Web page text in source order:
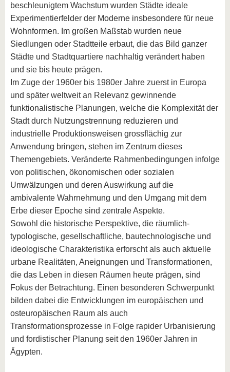
beschleunigtem Wachstum wurden Städte ideale
Experimentierfelder der Moderne insbesondere für neue
Wohnformen. Im großen Maßstab wurden neue
Siedlungen oder Stadtteile erbaut, die das Bild ganzer
Städte und Stadtquartiere nachhaltig verändert haben
und sie bis heute prägen.
Im Zuge der 1960er bis 1980er Jahre zuerst in Europa
und später weltweit an Relevanz gewinnende
funktionalistische Planungen, welche die Komplexität der
Stadt durch Nutzungstrennung reduzieren und
industrielle Produktionsweisen grossflächig zur
Anwendung bringen, stehen im Zentrum dieses
Themengebiets. Veränderte Rahmenbedingungen infolge
von politischen, ökonomischen oder sozialen
Umwälzungen und deren Auswirkung auf die
ambivalente Wahrnehmung und den Umgang mit dem
Erbe dieser Epoche sind zentrale Aspekte.
Sowohl die historische Perspektive, die räumlich-
typologische, gesellschaftliche, bautechnologische und
ideologische Charakteristika erforscht als auch aktuelle
urbane Realitäten, Aneignungen und Transformationen,
die das Leben in diesen Räumen heute prägen, sind
Fokus der Betrachtung. Einen besonderen Schwerpunkt
bilden dabei die Entwicklungen im europäischen und
osteuropäischen Raum als auch
Transformationsprozesse in Folge rapider Urbanisierung
und fordistischer Planung seit den 1960er Jahren in
Ägypten.